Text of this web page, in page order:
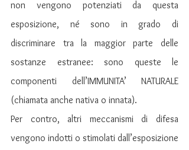
non vengono potenziati da questa
esposizione, né sono in grado di
discriminare tra la maggior parte delle
sostanze estranee: sono queste le
componenti dell’IMMUNITA’ NATURALE
(chiamata anche nativa o innata).
Per contro, altri meccanismi di difesa
vengono indotti o stimolati dall’esposizione